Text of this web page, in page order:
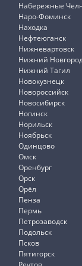
Набережные
Наро-Фоминск
Находка
Нефтеюганск
Нижневартовск
Нижний
Нижний Тагил
Новокузнецк
Новороссийск
Новосибирск
Ногинск
Норильск
Ноябрьск
Одинцово
Омск
Оренбург
Орск
Орёл
Пенза
Пермь
Петрозаводск
Подольск
Псков
Пятигорск